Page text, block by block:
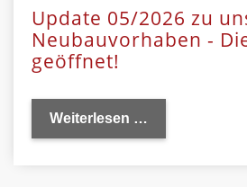
Update 05/2026 zu
Neubauvorhaben -
geöffnet!
Weiterlesen …